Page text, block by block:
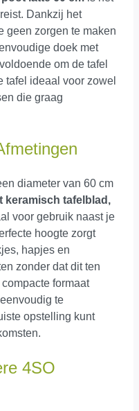
Dankzij het
geen zorgen te maken
doek met
om de tafel
tafel ideaal voor zowel
die graag
diameter van 60 cm
keramisch tafelblad,
voor gebruik naast je
hoogte zorgt
hapjes en
zonder dat dit ten
formaat
te
opstelling kunt
4SO